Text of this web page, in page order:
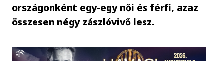
országonként egy-egy női és férfi, azaz
összesen négy zászlóvivő lesz.